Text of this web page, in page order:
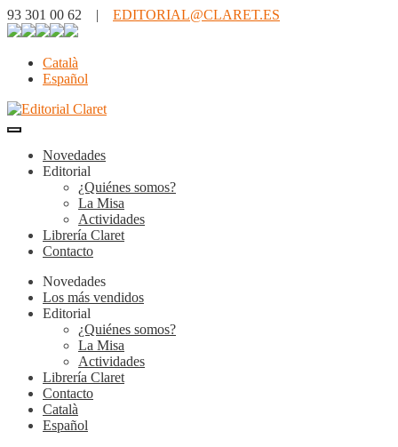
93 301 00 62 | EDITORIAL@CLARET.ES
Català
Español
Novedades
Editorial
¿Quiénes somos?
La Misa
Actividades
Librería Claret
Contacto
Novedades
Los más vendidos
Editorial
¿Quiénes somos?
La Misa
Actividades
Librería Claret
Contacto
Català
Español